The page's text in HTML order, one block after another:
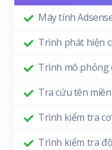
Máy tính
Trình phát hiện
Trình mô phỏng
Tra cứu tên
Trình kiểm tra
Trình kiểm tra